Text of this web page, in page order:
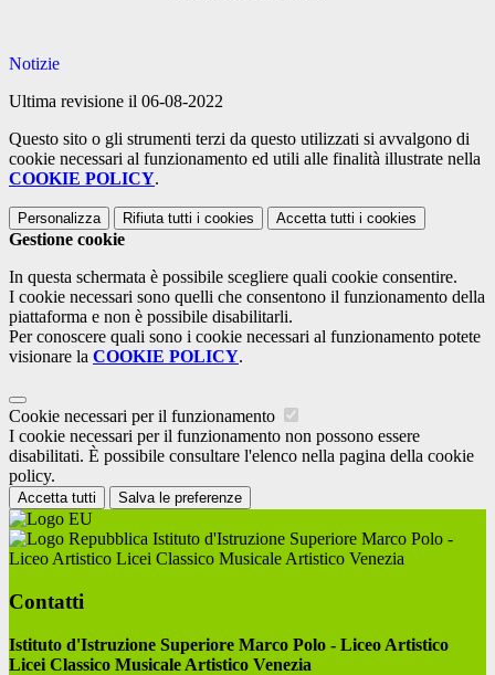
Notizie
Ultima revisione il 06-08-2022
Questo sito o gli strumenti terzi da questo utilizzati si avvalgono di
cookie necessari al funzionamento ed utili alle finalità illustrate nella
COOKIE POLICY.
Personalizza Rifiuta tutti i cookies Accetta tutti i cookies
Gestione cookie
In questa schermata è possibile scegliere quali cookie consentire.
I cookie necessari sono quelli che consentono il funzionamento della
piattaforma e non è possibile disabilitarli.
Per conoscere quali sono i cookie necessari al funzionamento potete
visionare la COOKIE POLICY.
Cookie necessari per il funzionamento
I cookie necessari per il funzionamento non possono essere
disabilitati. È possibile consultare l'elenco nella pagina della cookie
policy.
Accetta tutti Salva le preferenze
Istituto d'Istruzione Superiore Marco Polo -
Liceo Artistico Licei Classico Musicale Artistico Venezia
Contatti
Istituto d'Istruzione Superiore Marco Polo - Liceo Artistico
Licei Classico Musicale Artistico Venezia